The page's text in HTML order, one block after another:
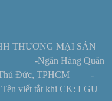
THƯƠNG MẠI SẢN
Hàng Quân
Thủ Đức, TPHCM -
Tên viết tắt khi CK: LGU